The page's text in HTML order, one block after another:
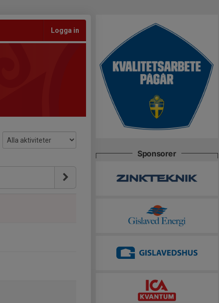
Logga in
Sponsorer